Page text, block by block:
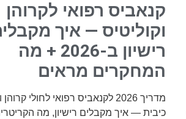
קנאביס רפואי לקרוהן
וקוליטיס — איך
רישיון ב-2026 + מה
המחקרים מראים
מדריך 2026 לקנאביס רפואי לחולי
כיבית — איך מקבלים רישיון, מה